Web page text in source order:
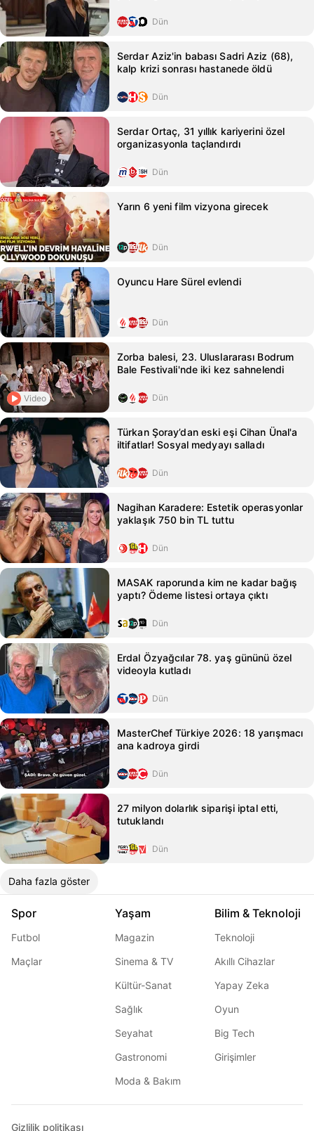
Dün
Serdar Aziz'in babası Sadri Aziz (68),
kalp krizi sonrası hastanede öldü
Dün
Serdar Ortaç, 31 yıllık kariyerini özel
organizasyonla taçlandırdı
Dün
Yarın 6 yeni film vizyona girecek
Dün
Oyuncu Hare Sürel evlendi
Dün
Video
Zorba balesi, 23. Uluslararası Bodrum
Bale Festivali'nde iki kez sahnelendi
Dün
Türkan Şoray’dan eski eşi Cihan Ünal'a
iltifatlar! Sosyal medyayı salladı
Dün
Nagihan Karadere: Estetik operasyonlar
yaklaşık 750 bin TL tuttu
Dün
MASAK raporunda kim ne kadar bağış
yaptı? Ödeme listesi ortaya çıktı
Dün
Erdal Özyağcılar 78. yaş gününü özel
videoyla kutladı
Dün
MasterChef Türkiye 2026: 18 yarışmacı
ana kadroya girdi
Dün
27 milyon dolarlık siparişi iptal etti,
tutuklandı
Dün
Daha fazla göster
Spor
Futbol
Maçlar
Yaşam
Magazin
Sinema & TV
Kültür-Sanat
Sağlık
Seyahat
Gastronomi
Moda & Bakım
Bilim & Teknoloji
Teknoloji
Akıllı Cihazlar
Yapay Zeka
Oyun
Big Tech
Girişimler
Gizlilik politikası